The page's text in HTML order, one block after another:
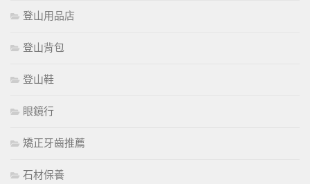
登山用品店
登山背包
登山鞋
眼鏡行
矯正牙齒推薦
石材保養